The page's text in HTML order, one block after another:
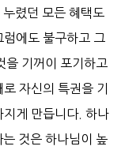
렸던 모든 혜택도
에도 불구하고 그
을 기꺼이 포기하고
자신의 특권을 기
지게 만듭니다. 하나
것은 하나님이 높